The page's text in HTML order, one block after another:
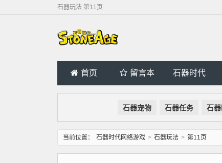
石器玩法 第11页
首页 留言本 石器时代
石器宠物 石器任务 石
当前位置： 石器时代网络游戏 > 石器玩法 > 第11页